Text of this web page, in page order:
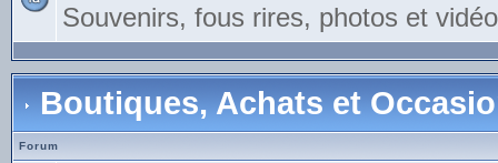
Souvenirs, fous rires, photos et
Boutiques, Achats et
Forum